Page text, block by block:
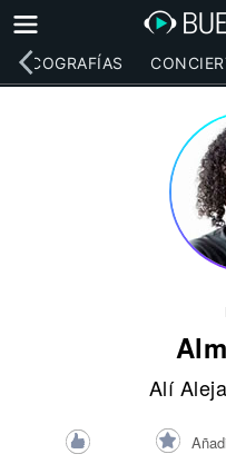
DISCOGRAFÍAS
Alí